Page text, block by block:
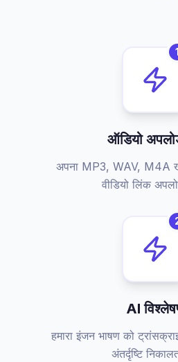
1
ऑडियो
अपना MP3, WAV, M4A
वीडियो लिंक
AI
हमारा इंजन भाषण को
अंतर्दृष्टि